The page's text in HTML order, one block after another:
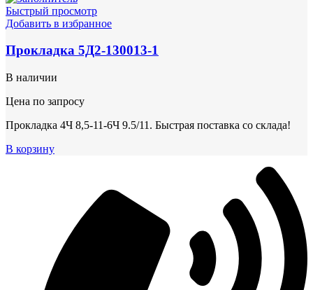
Быстрый просмотр
Добавить в избранное
Прокладка 5Д2-130013-1
В наличии
Цена по запросу
Прокладка 4Ч 8,5-11-6Ч 9.5/11. Быстрая поставка со склада!
В корзину